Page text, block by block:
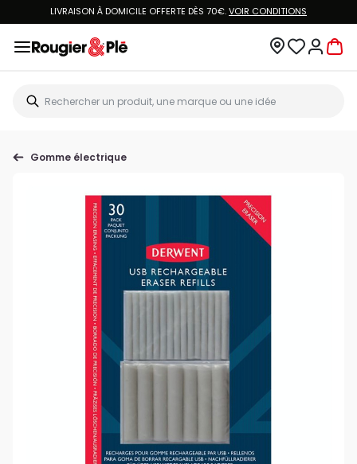
LIVRAISON À DOMICILE OFFERTE DÈS 70€.VOIR CONDITIONS
Gomme électrique